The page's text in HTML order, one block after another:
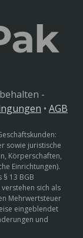
-
• AGB
sowie juristische
Körperschaften,
Einrichtungen).
§ 13 BGB
sich als
Mehrwertsteuer
eingeblendet
und